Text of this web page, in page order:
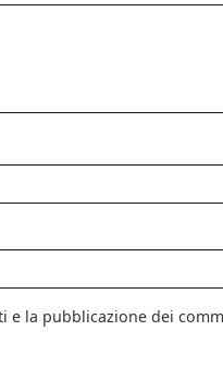
e la pubblicazione dei